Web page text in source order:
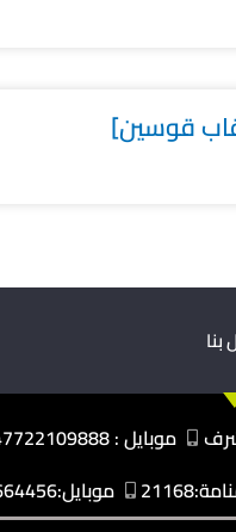
قوسين]
موبايل : 009647722109888
موبايل:0097339664456